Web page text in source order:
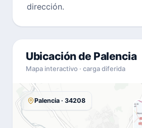
dirección.
Ubicación de Palencia
Mapa interactivo · carga diferida
Palencia · 34208